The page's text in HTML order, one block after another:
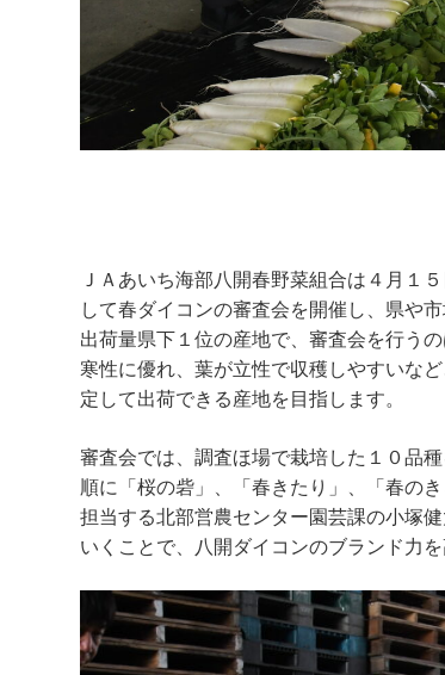
ＪＡあいち海部八開春野菜組合は４月１
して春ダイコンの審査会を開催し、県や
出荷量県下１位の産地で、審査会を行う
寒性に優れ、葉が立性で収穫しやすいな
定して出荷できる産地を目指します。
審査会では、調査ほ場で栽培した１０品
順に「桜の砦」、「春きたり」、「春の
担当する北部営農センター園芸課の小塚
いくことで、八開ダイコンのブランド力